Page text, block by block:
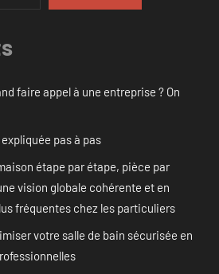
faire appel à une entreprise ? On
pas à pas
étape par étape, pièce par
vision globale cohérente et en
fréquentes chez les particuliers
votre salle de bain sécurisée en